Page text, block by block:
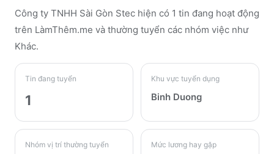
Công ty TNHH Sài Gòn Stec hiện có 1 tin đang hoạt động
trên LàmThêm.me và thường tuyển các nhóm việc như
Khác.
Tin đang tuyển
1
Khu vực tuyển dụng
Binh Duong
Nhóm vị trí thường tuyển Mức lương hay gặp